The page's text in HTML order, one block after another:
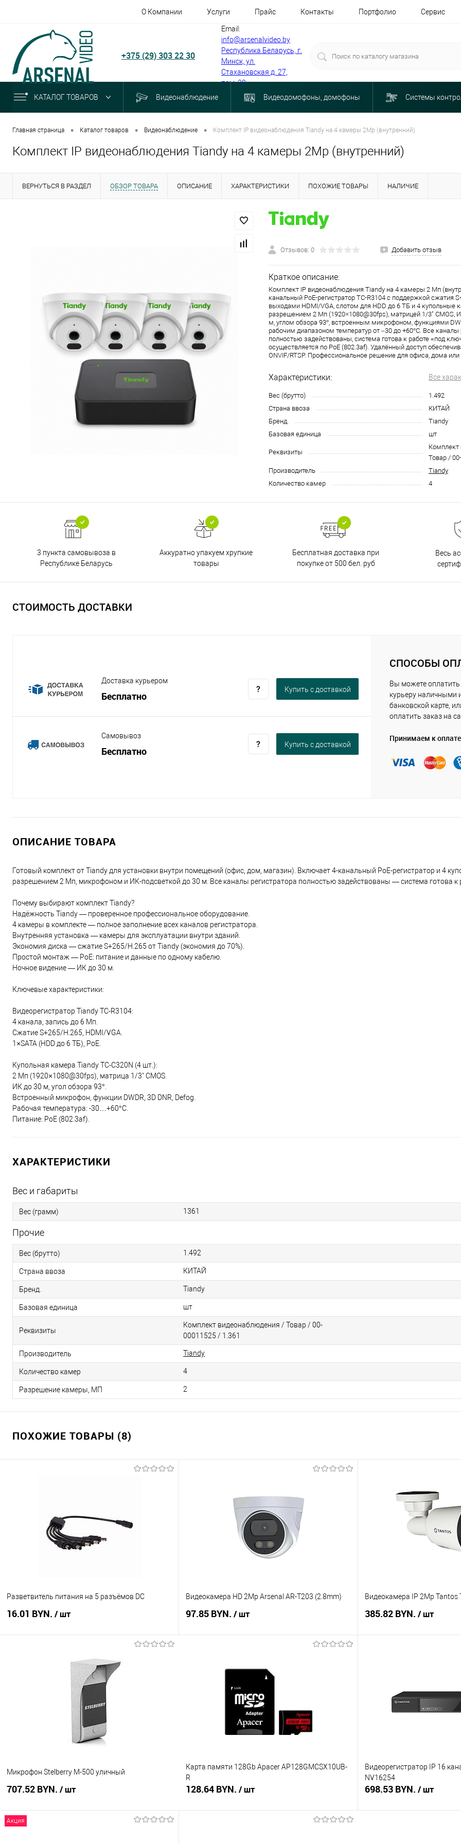
О Компании Услуги Прайс Контакты Портфолио Сервис
+375 (29) 303 22 30
Email:
info@arsenalvideo.by
Республика Беларусь, г.
Минск, ул.
Стахановская д. 27,
пом. 30
КАТАЛОГ ТОВАРОВ Видеонаблюдение Видеодомофоны, домофоны Системы
Главная страница • Каталог товаров • Видеонаблюдение • Комплект IP видеонаблюдения Tiandy на 4 камеры 2Mp (внутренний)
Комплект IP видеонаблюдения Tiandy на 4 камеры 2Mp (внутренний)
ВЕРНУТЬСЯ В РАЗДЕЛ ОБЗОР ТОВАРА ОПИСАНИЕ ХАРАКТЕРИСТИКИ ПОХОЖИЕ ТОВАРЫ НАЛИЧИЕ
Отзывов: 0 Добавить отзыв
Краткое описание:
Комплект IP видеонаблюдения Tiandy на 4 камеры 2 Мп
канальный PoE-регистратор TC-R3104 с поддержкой сжатия
выходами HDMI/VGA, слотом для HDD до 6 ТБ и 4 купольные
разрешением 2 Мп (1920×1080@30fps), матрицей 1/3" CMOS,
м, углом обзора 93°, встроенным микрофоном, функциями
рабочим диапазоном температур от –30 до +60°C. Все каналы
полностью задействованы, система готова к работе «под
осуществляется по PoE (802.3af). Удалённый доступ
ONVIF/RTSP. Профессиональное решение для офиса, дома или
Характеристики: Все
Вес (брутто)
1.492
Страна ввоза
КИТАЙ
Бренд.
Tiandy
Базовая единица
шт
Реквизиты
Комплект
Товар /
Производитель
Tiandy
Количество камер
4
3 пункта самовывоза в
Республике Беларусь
Аккуратно упакуем хрупкие
товары
Бесплатная доставка при
покупке от 500 бел. руб
Весь
СТОИМОСТЬ ДОСТАВКИ
Доставка курьером
Бесплатно
Купить c доставкой
Самовывоз
Бесплатно
Купить c доставкой
СПОСОБЫ
Вы можете оплатить
курьеру наличными
банковской карте,
оплатить заказ на
Принимаем к оплате
ОПИСАНИЕ ТОВАРА
Готовый комплект от Tiandy для установки внутри помещений (офис, дом, магазин). Включает 4-канальный PoE-регистратор и 4
разрешением 2 Мп, микрофоном и ИК-подсветкой до 30 м. Все каналы регистратора полностью задействованы — система готова к
Почему выбирают комплект Tiandy?
Надёжность Tiandy — проверенное профессиональное оборудование.
4 камеры в комплекте — полное заполнение всех каналов регистратора.
Внутренняя установка — камеры для эксплуатации внутри зданий.
Экономия диска — сжатие S+265/H.265 от Tiandy (экономия до 70%).
Простой монтаж — PoE: питание и данные по одному кабелю.
Ночное видение — ИК до 30 м.
Ключевые характеристики:
Видеорегистратор Tiandy TC-R3104:
4 канала, запись до 6 Мп.
Сжатие S+265/H.265, HDMI/VGA.
1×SATA (HDD до 6 ТБ), PoE.
Купольная камера Tiandy TC-C320N (4 шт.):
2 Мп (1920×1080@30fps), матрица 1/3" CMOS.
ИК до 30 м, угол обзора 93°.
Встроенный микрофон, функции DWDR, 3D DNR, Defog.
Рабочая температура: -30…+60°C.
Питание: PoE (802.3af).
ХАРАКТЕРИСТИКИ
Вес и габариты
Вес (грамм) 1361
Прочие
Вес (брутто) 1.492
Страна ввоза КИТАЙ
Бренд. Tiandy
Базовая единица шт
Реквизиты
Комплект видеонаблюдения / Товар / 00-
00011525 / 1.361
Производитель Tiandy
Количество камер 4
Разрешение камеры, МП 2
ПОХОЖИЕ ТОВАРЫ (8)
Разветвитель питания на 5 разъёмов DC
16.01 BYN. / шт
Сравнение
Видеокамера HD 2Mp Arsenal AR-T203 (2.8mm)
97.85 BYN. / шт
Видеокамера IP 2Mp Tantos
385.82 BYN. / шт
В избранное
Микрофон Stelberry M-500 уличный
707.52 BYN. / шт
Карта памяти 128Gb Apacer AP128GMCSX10UB-
R
128.64 BYN. / шт
Видеорегистратор IP 16
NV16254
698.53 BYN. / шт
Акция